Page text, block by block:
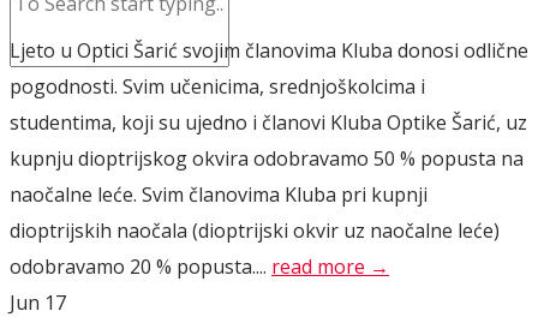
Ljeto u Optici Šarić svojim članovima Kluba donosi odlične
pogodnosti. Svim učenicima, srednjoškolcima i
studentima, koji su ujedno i članovi Kluba Optike Šarić, uz
kupnju dioptrijskog okvira odobravamo 50 % popusta na
naočalne leće. Svim članovima Kluba pri kupnji
dioptrijskih naočala (dioptrijski okvir uz naočalne leće)
odobravamo 20 % popusta.... read more →
Jun 17